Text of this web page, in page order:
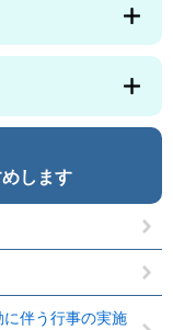
します
に伴う行事の実施